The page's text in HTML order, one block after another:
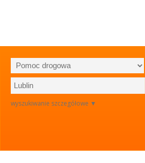
wyszukiwanie szczegółowe ▼